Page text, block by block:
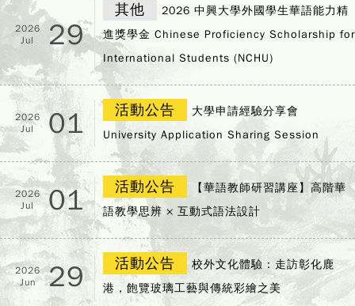
2026
Jul
29
其他
2026 中興大學外國學生華語能力精
進獎學金 Chinese Proficiency Scholarship for
International Students (NCHU)
2026
Jul
01 活動公告
大學申請經驗分享會
University Application Sharing Session
2026
Jul
01 活動公告
【華語教師研習講座】高階華
語教學思辨 × 互動式語法設計
2026
Jun
29 活動公告
校外文化體驗：走訪彰化鹿
港，飽覽玻璃工藝與傳統彩繪之美